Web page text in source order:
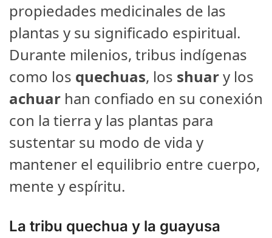
propiedades medicinales de las
plantas y su significado espiritual.
Durante milenios, tribus indígenas
como los quechuas, los shuary los
achuar han confiado en su conexión
con la tierra y las plantas para
sustentar su modo de vida y
mantener el equilibrio entre cuerpo,
mente y espíritu.
La tribu quechua y la guayusa